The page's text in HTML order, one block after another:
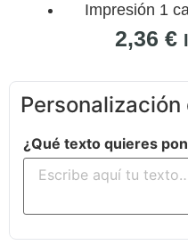
Impresión 1
2,36 €
¿Qué texto quieres